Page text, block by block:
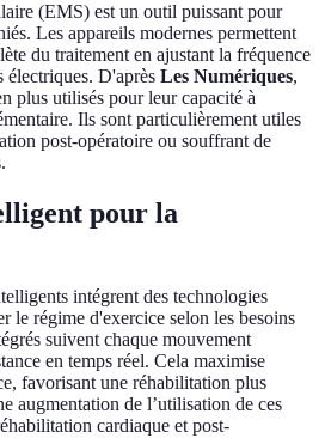
(EMS) est un outil puissant pour
Les appareils modernes permettent
du traitement en ajustant la fréquence
électriques. D'après Les Numériques,
plus utilisés pour leur capacité à
Ils sont particulièrement utiles
post-opératoire ou souffrant de
pour la
intégrent des technologies
le régime d'exercice selon les besoins
suivent chaque mouvement
en temps réel. Cela maximise
favorisant une réhabilitation plus
augmentation de l’utilisation de ces
cardiaque et post-